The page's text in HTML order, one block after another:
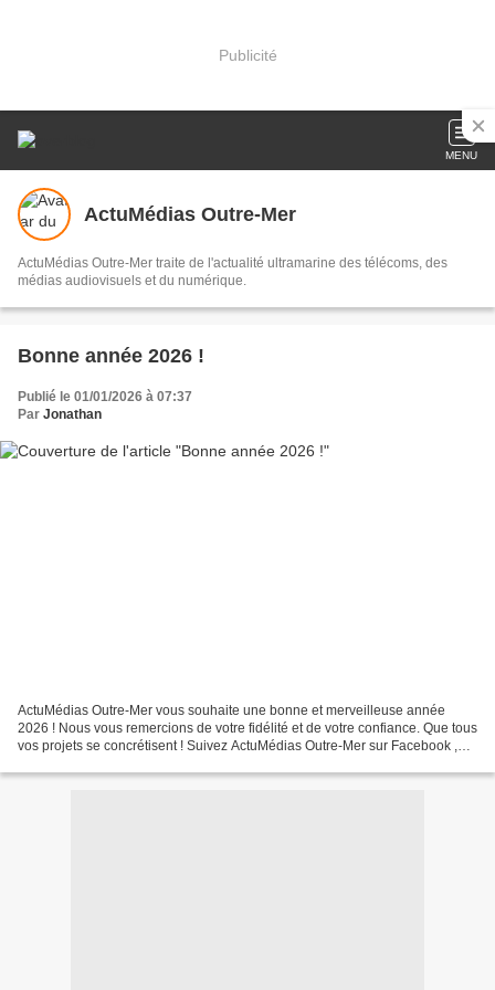
Publicité
MENU
ActuMédias Outre-Mer
ActuMédias Outre-Mer traite de l'actualité ultramarine des télécoms, des
médias audiovisuels et du numérique.
Bonne année 2026 !
Publié le 01/01/2026 à 07:37
Par Jonathan
ActuMédias Outre-Mer vous souhaite une bonne et merveilleuse année
2026 ! Nous vous remercions de votre fidélité et de votre confiance. Que tous
vos projets se concrétisent ! Suivez ActuMédias Outre-Mer sur Facebook ,